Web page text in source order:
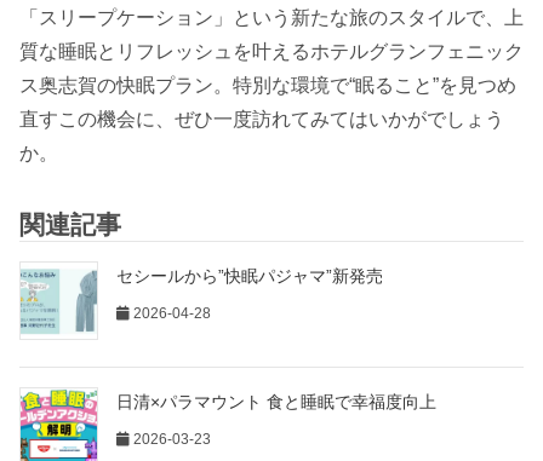
「スリープケーション」という新たな旅のスタイルで、上
質な睡眠とリフレッシュを叶えるホテルグランフェニック
ス奥志賀の快眠プラン。特別な環境で“眠ること”を見つめ
直すこの機会に、ぜひ一度訪れてみてはいかがでしょう
か。
関連記事
セシールから”快眠パジャマ”新発売
2026-04-28
日清×パラマウント 食と睡眠で幸福度向上
2026-03-23